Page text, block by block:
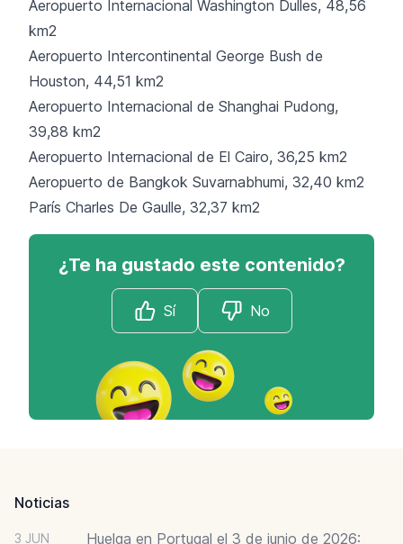
Aeropuerto Internacional Washington Dulles, 48,56
km2
Aeropuerto Intercontinental George Bush de
Houston, 44,51 km2
Aeropuerto Internacional de Shanghai Pudong,
39,88 km2
Aeropuerto Internacional de El Cairo, 36,25 km2
Aeropuerto de Bangkok Suvarnabhumi, 32,40 km2
París Charles De Gaulle, 32,37 km2
¿Te ha gustado este contenido?
Sí No
Noticias
3 JUN
Huelga en Portugal el 3 de junio de 2026: